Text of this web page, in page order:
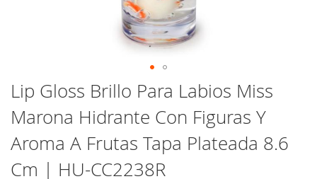
Saltar
al
comienzo
de
la
de
Lip Gloss Brillo Para Labios Miss
Marona Hidrante Con Figuras Y
Aroma A Frutas Tapa Plateada 8.6
Cm | HU-CC2238R